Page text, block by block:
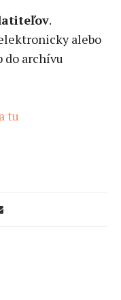
.
alebo
do archívu
tu